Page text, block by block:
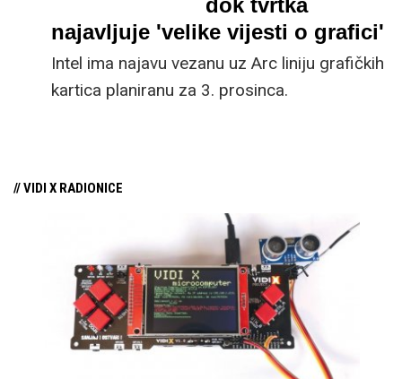
dok tvrtka
najavljuje 'velike vijesti o grafici'
Intel ima najavu vezanu uz Arc liniju grafičkih
kartica planiranu za 3. prosinca.
// VIDI X RADIONICE